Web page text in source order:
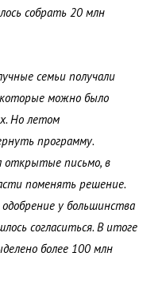
собрать 20 млн
семьи получали
можно было
Но летом
программу.
открытые письмо, в
поменять решение.
у большинства
согласиться. В итоге
более 100 млн